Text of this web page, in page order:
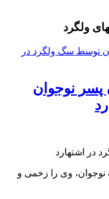
ولگرد
نوجوان
در اشتهارد
وی را زخمی و